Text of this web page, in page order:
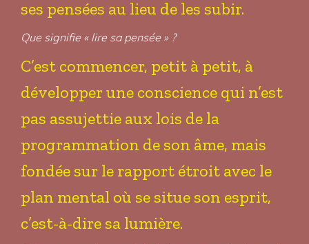
ses pensées au lieu de les subir.
Que signifie « lire sa pensée » ?
C’est commencer, petit à petit, à
développer une conscience qui n’est
pas assujettie aux lois de la
programmation de son âme, mais
fondée sur le rapport étroit avec le
plan mental où se situe son esprit,
c’est-à-dire sa lumière.